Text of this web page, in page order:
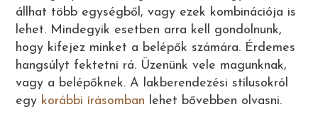
állhat több egységből, vagy ezek kombinációja is
lehet. Mindegyik esetben arra kell gondolnunk,
hogy kifejez minket a belépők számára. Érdemes
hangsúlyt fektetni rá. Üzenünk vele magunknak,
vagy a belépőknek. A lakberendezési stílusokról
egy korábbi írásomban lehet bővebben olvasni.